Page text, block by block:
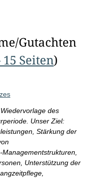
Gutachten
15 Seiten)
des
Unser Ziel:
Stärkung der
Unterstützung der